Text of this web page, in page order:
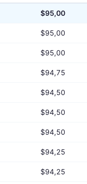
$95,00
$95,00
$95,00
$94,75
$94,50
$94,50
$94,50
$94,25
$94,25